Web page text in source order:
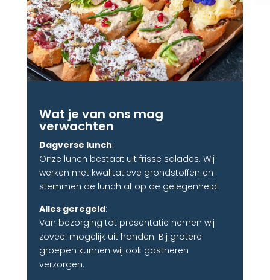
Wat je van ons mag
verwachten
Dagverse lunch:
Onze lunch bestaat uit frisse salades. Wij
werken met kwalitatieve grondstoffen en
stemmen de lunch af op de gelegenheid.
Alles geregeld:
Van bezorging tot presentatie nemen wij
zoveel mogelijk uit handen. Bij grotere
groepen kunnen wij ook gastheren
verzorgen.